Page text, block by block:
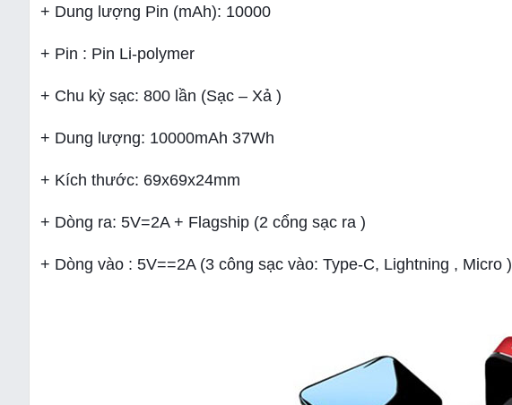
+ Dung lượng Pin (mAh): 10000
+ Pin : Pin Li-polymer
+ Chu kỳ sạc: 800 lần (Sạc – Xả )
+ Dung lượng: 10000mAh 37Wh
+ Kích thước: 69x69x24mm
+ Dòng ra: 5V=2A + Flagship (2 cổng sạc ra )
+ Dòng vào : 5V==2A (3 công sạc vào: Type-C, Lightning , Micro )